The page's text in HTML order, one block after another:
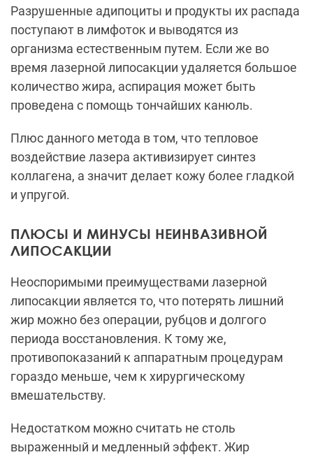
Разрушенные адипоциты и продукты их распада
поступают в лимфоток и выводятся из
организма естественным путем. Если же во
время лазерной липосакции удаляется большое
количество жира, аспирация может быть
проведена с помощь тончайших канюль.
Плюс данного метода в том, что тепловое
воздействие лазера активизирует синтез
коллагена, а значит делает кожу более гладкой
и упругой.
ПЛЮСЫ И МИНУСЫ НЕИНВАЗИВНОЙ
ЛИПОСАКЦИИ
Неоспоримыми преимуществами лазерной
липосакции является то, что потерять лишний
жир можно без операции, рубцов и долгого
периода восстановления. К тому же,
противопоказаний к аппаратным процедурам
гораздо меньше, чем к хирургическому
вмешательству.
Недостатком можно считать не столь
выраженный и медленный эффект. Жир